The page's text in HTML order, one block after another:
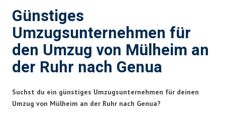
Günstiges
Umzugsunternehmen für
den Umzug von Mülheim an
der Ruhr nach Genua
Suchst du ein günstiges Umzugsunternehmen für deinen
Umzug von Mülheim an der Ruhr nach Genua?